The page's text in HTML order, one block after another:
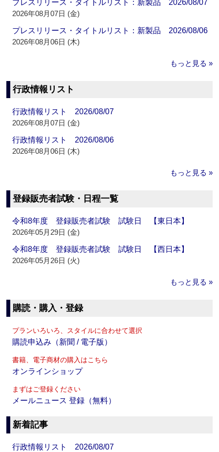
プレスリリース・タイトルリスト：新製品 2026/08/07
2026年08月07日 (金)
プレスリリース・タイトルリスト：新製品 2026/08/06
2026年08月06日 (木)
もっと見る »
行政情報リスト
行政情報リスト 2026/08/07
2026年08月07日 (金)
行政情報リスト 2026/08/06
2026年08月06日 (木)
もっと見る »
登録販売者試験・日程一覧
令和8年度 登録販売者試験 試験日 【東日本】
2026年05月29日 (金)
令和8年度 登録販売者試験 試験日 【西日本】
2026年05月26日 (火)
もっと見る »
購読・購入・登録
プランいろいろ、スタイルに合わせて選択
購読申込み（新聞 / 電子版）
書籍、電子商材の購入はこちら
オンラインショップ
まずはご登録ください
メールニュース 登録（無料）
新着記事
行政情報リスト 2026/08/07